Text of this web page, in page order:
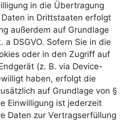
in die Übertragung
in Drittstaaten erfolgt
außerdem auf Grundlage
DSGVO. Sofern Sie in die
oder in den Zugriff auf
(z. B. via Device-
haben, erfolgt die
auf Grundlage von §
Einwilligung ist jederzeit
Daten zur Vertragserfüllung